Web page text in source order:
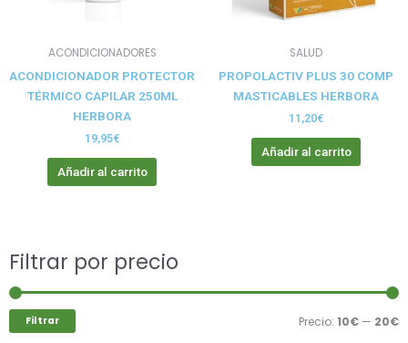
ACONDICIONADORES
ACONDICIONADOR PROTECTOR
TÉRMICO CAPILAR 250ML
HERBORA
19,95€
Añadir al carrito
SALUD
PROPOLACTIV PLUS 30 COMP
MASTICABLES HERBORA
11,20€
Añadir al carrito
Filtrar por precio
Filtrar Precio: 10€ — 20€
Buscar